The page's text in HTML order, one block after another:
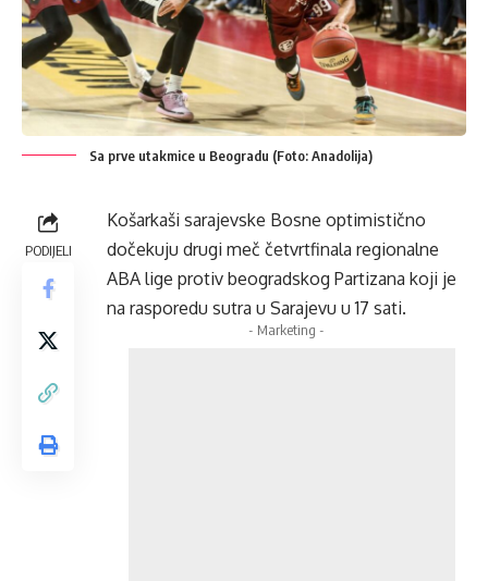
Sa prve utakmice u Beogradu (Foto: Anadolija)
PODIJELI
Košarkaši sarajevske Bosne optimistično
dočekuju drugi meč četvrtfinala regionalne
ABA lige protiv beogradskog Partizana koji je
na rasporedu sutra u Sarajevu u 17 sati.
- Marketing -